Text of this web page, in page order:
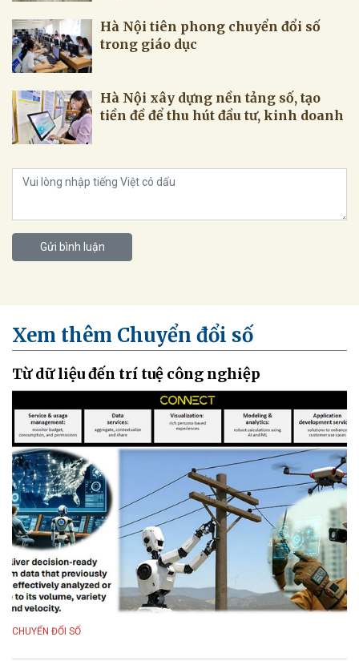
Hà Nội tiên phong chuyển đổi số
trong giáo dục
Hà Nội xây dựng nền tảng số, tạo
tiền đề để thu hút đầu tư, kinh doanh
Gửi bình luận
Xem thêm Chuyển đổi số
Từ dữ liệu đến trí tuệ công nghiệp
CHUYỂN ĐỔI SỐ